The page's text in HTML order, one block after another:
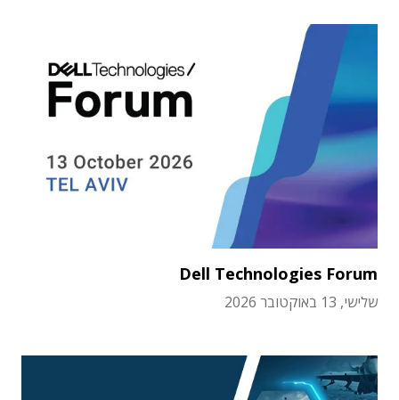
Dell Technologies Forum
שלישי, 13 באוקטובר 2026